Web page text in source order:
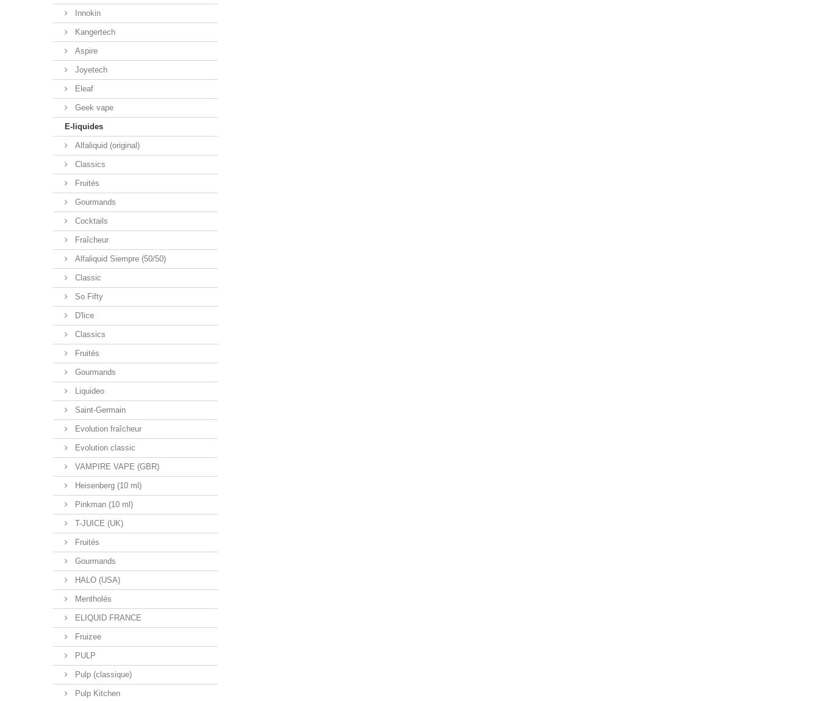
Innokin
Kangertech
Aspire
Joyetech
Eleaf
Geek vape
E-liquides
Alfaliquid (original)
Classics
Fruités
Gourmands
Cocktails
Fraîcheur
Alfaliquid Siempre (50/50)
Classic
So Fifty
D'lice
Classics
Fruités
Gourmands
Liquideo
Saint-Germain
Evolution fraîcheur
Evolution classic
VAMPIRE VAPE (GBR)
Heisenberg (10 ml)
Pinkman (10 ml)
T-JUICE (UK)
Fruités
Gourmands
HALO (USA)
Mentholés
ELIQUID FRANCE
Fruizee
PULP
Pulp (classique)
Pulp Kitchen